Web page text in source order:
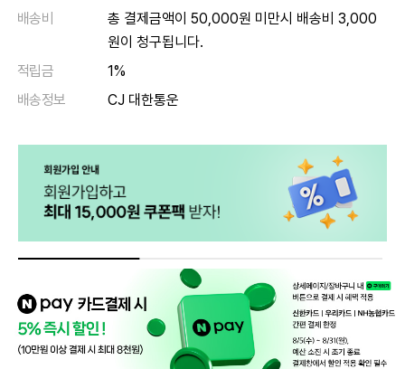
배송비
총 결제금액이 50,000원 미만시 배송비 3,000
원이 청구됩니다.
적립금
1%
배송정보
CJ 대한통운